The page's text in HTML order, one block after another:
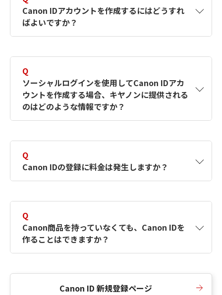
Canon IDアカウントを作成するにはどうすれ
ばよいですか？
す。詳しい作成方法は【カメラ】Canon IDとは
何ですか？Canon IDの作成方法は？をご確認く
ださい。
Q
ソーシャルログインを使用してCanon IDアカ
ウントを作成する場合、キヤノンに提供される
のはどのような情報ですか？
択したサービスから取得します。アカウントを
簡単に作成できるように、この情報を使用して
Canon IDの登録フォームを入力します。
Q
Canon IDの登録に料金は発生しますか？
Q
Canon商品を持っていなくても、Canon IDを
作ることはできますか？
Canon ID 新規登録ページ